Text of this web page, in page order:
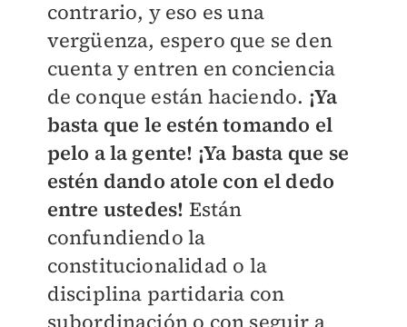
contrario, y eso es una
vergüenza, espero que se den
cuenta y entren en conciencia
de conque están haciendo. ¡Ya
basta que le estén tomando el
pelo a la gente! ¡Ya basta que se
estén dando atole con el dedo
entre ustedes! Están
confundiendo la
constitucionalidad o la
disciplina partidaria con